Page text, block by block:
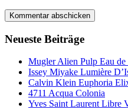
Neueste Beiträge
Mugler Alien Pulp Eau de
Issey Miyake Lumière
Calvin Klein Euphoria
4711 Acqua Colonia
Yves Saint Laurent Libre